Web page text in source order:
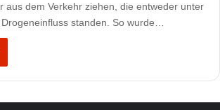
aus dem Verkehr ziehen, die entweder unter
standen. So wurde…